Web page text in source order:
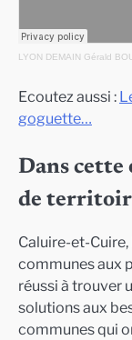
LYON DEMAIN Gérald
Ecoutez aussi :
goguette…
Dans cette
de
Caluire-et-
communes aux
réussi à trouver
solutions aux
communes qui